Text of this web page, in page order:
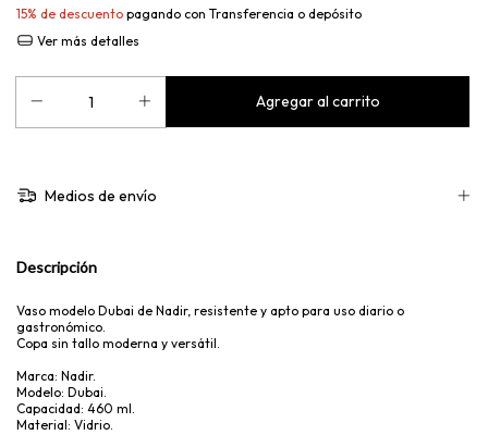
15% de descuento pagando con Transferencia o depósito
Ver más detalles
Medios de envío
Descripción
Vaso modelo Dubai de Nadir, resistente y apto para uso diario o
gastronómico.
Copa sin tallo moderna y versátil.
Marca: Nadir.
Modelo: Dubai.
Capacidad: 460 ml.
Material: Vidrio.